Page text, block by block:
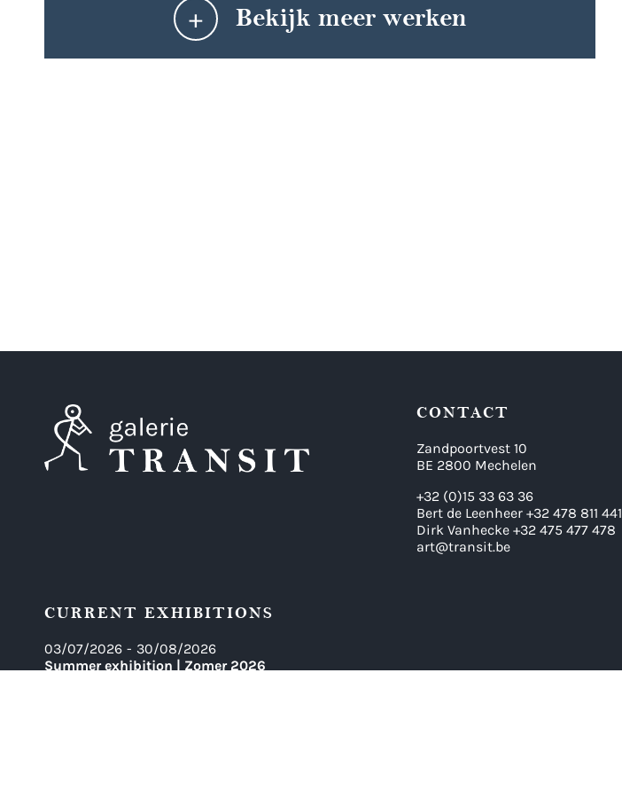
+ Bekijk meer werken
CONTACT
Zandpoortvest 10
BE 2800 Mechelen
+32 (0)15 33 63 36
Bert de Leenheer +32 478 811 441
Dirk Vanhecke +32 475 477 478
art@transit.be
CURRENT EXHIBITIONS
03/07/2026 - 30/08/2026
Summer exhibition | Zomer 2026